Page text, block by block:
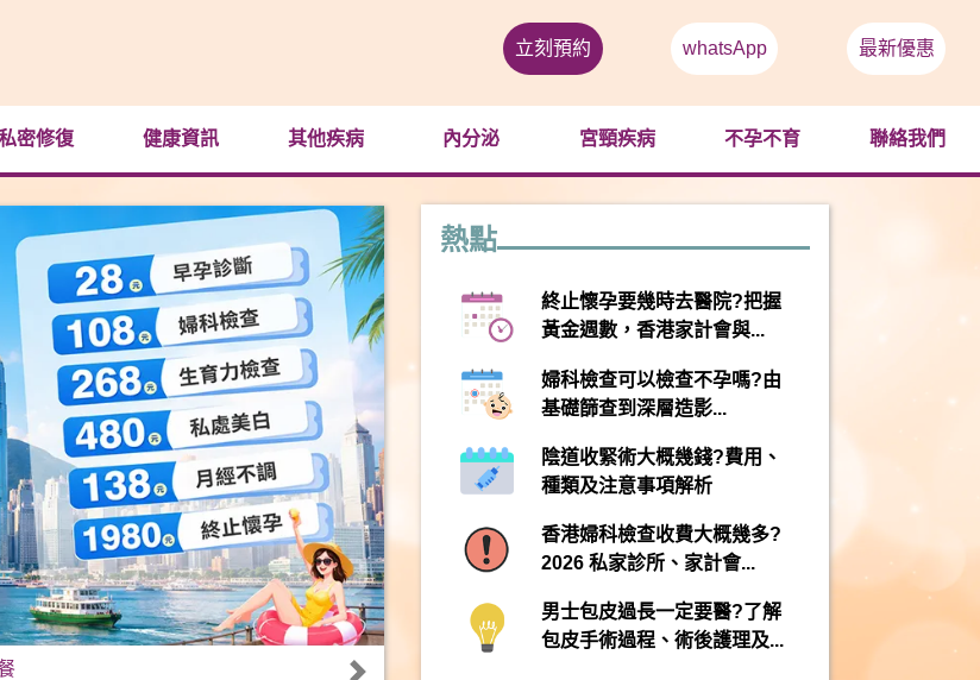
立刻預約 whatsApp 最新優惠
密修復 健康資訊 其他疾病 內分泌 宮頸疾病 不孕不育 聯絡我們
熱點
終止懷孕要幾時去醫院?把握
黃金週數，香港家計會與...
婦科檢查可以檢查不孕嗎?由
基礎篩查到深層造影...
陰道收緊術大概幾錢?費用、
種類及注意事項解析
香港婦科檢查收費大概幾多?
2026 私家診所、家計會...
男士包皮過長一定要醫?了解
包皮手術過程、術後護理及...